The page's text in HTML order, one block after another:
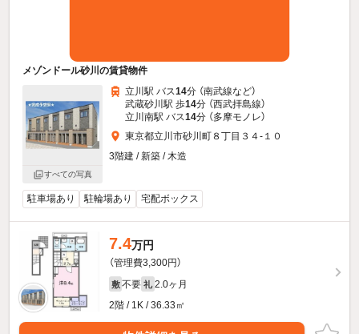
メゾンドール砂川の賃貸物件
すべての写真
立川駅 バス14分 （南武線など）
武蔵砂川駅 歩14分 （西武拝島線）
立川南駅 バス14分 （多摩モノレ）
東京都立川市砂川町８丁目３４-１０
3階建 / 新築 / 木造
駐車場あり 駐輪場あり 宅配ボックス
7.4万円
（管理費3,300円）
敷 不要 礼 2.0ヶ月
2階 / 1K / 36.33㎡